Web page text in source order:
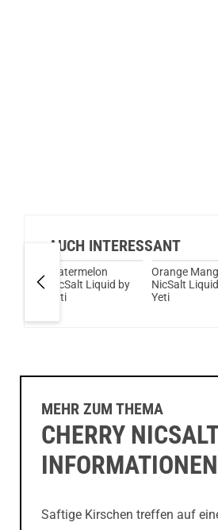
AUCH INTERESSANT
Watermelon
NicSalt Liquid by
Yeti
Orange
NicSalt
Yeti
MEHR ZUM THEMA
CHERRY
Saftige Kirschen treffen auf